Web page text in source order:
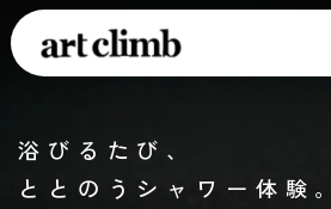
浴びるたび、
ととのうシャワー体験。